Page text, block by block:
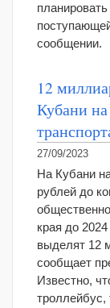
сообщении.
12
Кубани
27/09/2023
На Кубани
рублей до
края до
выделят 12
сообщает
Известно,